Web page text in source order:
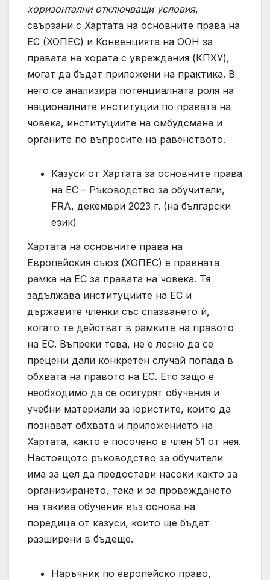
хоризонтални отключващи условия,
свързани с Хартата на основните права на
ЕС (ХОПЕС) и Конвенцията на ООН за
правата на хората с увреждания (КПХУ),
могат да бъдат приложени на практика. В
него се анализира потенциалната роля на
националните институции по правата на
човека, институциите на омбудсмана и
органите по въпросите на равенството.
Казуси от Хартата за основните права
на ЕС – Ръководство за обучители,
FRA, декември 2023 г. (на български
език)
Хартата на основните права на
Европейския съюз (ХОПЕС) е правната
рамка на ЕС за правата на човека. Тя
задължава институциите на ЕС и
държавите членки със спазването ѝ,
когато те действат в рамките на правото
на ЕС. Въпреки това, не е лесно да се
прецени дали конкретен случай попада в
обхвата на правото на ЕС. Ето защо е
необходимо да се осигурят обучения и
учебни материали за юристите, които да
познават обхвата и приложението на
Хартата, както е посочено в член 51 от нея.
Настоящото ръководство за обучители
има за цел да предостави насоки както за
организирането, така и за провеждането
на такива обучения въз основа на
поредица от казуси, които ще бъдат
разширени в бъдеще.
Наръчник по европейско право,